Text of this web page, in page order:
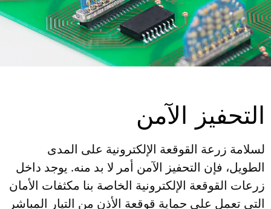
التحفيز الآمن
لسلامة زرعة القوقعة الإلكترونية على المدى
الطويل، فإن التحفيز الآمن أمر لا بد منه. يوجد داخل
زرعات القوقعة الإلكترونية الخاصة بنا مكثفات الأمان
التي تعمل على حماية قوقعة الأذن من التيار المباشر